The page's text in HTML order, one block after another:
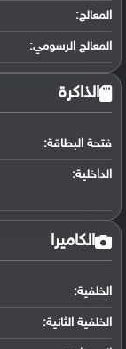
المعالج:
المعالج الرسومي:
الذاكرة
فتحة البطاقة:
الداخلية:
الكاميرا
الخلفية:
الخلفية الثانية: